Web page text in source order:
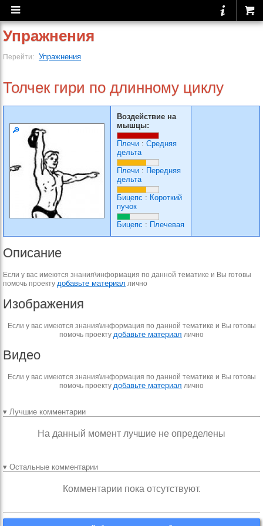
Упражнения
Перейти: Упражнения
Толчек гири по длинному циклу
Воздействие на
мышцы:
Плечи : Средняя
дельта
Плечи : Передняя
дельта
Бицепс : Короткий
пучок
Бицепс : Плечевая
Описание
Если у вас имеются знания\информация по данной тематике и Вы готовы
помочь проекту добавьте материал лично
Изображения
Если у вас имеются знания\информация по данной тематике и Вы готовы
помочь проекту добавьте материал лично
Видео
Если у вас имеются знания\информация по данной тематике и Вы готовы
помочь проекту добавьте материал лично
▾ Лучшие комментарии
На данный момент лучшие не определены
▾ Остальные комментарии
Комментарии пока отсутствуют.